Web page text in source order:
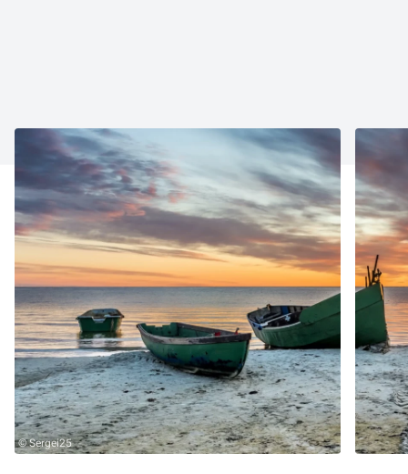
© Sergei25